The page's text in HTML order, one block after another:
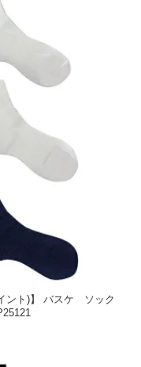
ント)】 バスケ ソック